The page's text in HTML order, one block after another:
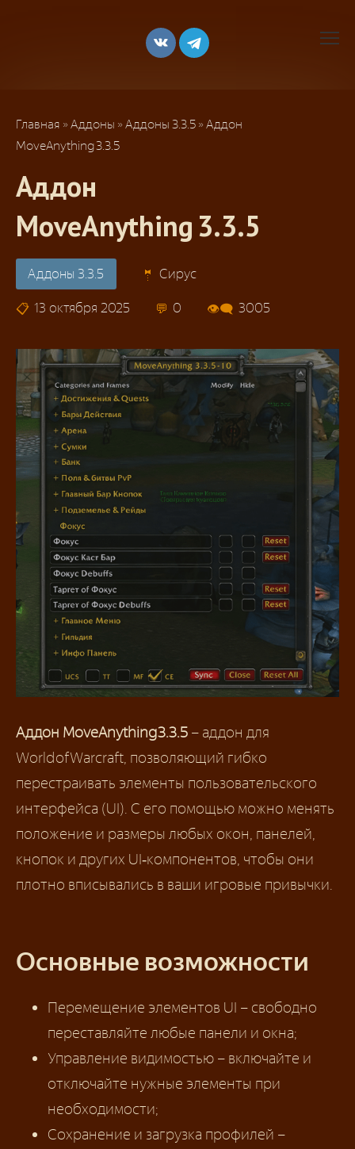
Главная »Аддоны »Аддоны 3.3.5 »Аддон
MoveAnything 3.3.5
Аддон
MoveAnything 3.3.5
Аддоны 3.3.5 Сирус
13 октября 2025 0 3005
Аддон MoveAnything 3.3.5 – аддон для
World of Warcraft, позволяющий гибко
перестраивать элементы пользовательского
интерфейса (UI). С его помощью можно менять
положение и размеры любых окон, панелей,
кнопок и других UI‑компонентов, чтобы они
плотно вписывались в ваши игровые привычки.
Основные возможности
Перемещение элементов UI – свободно
переставляйте любые панели и окна;
Управление видимостью – включайте и
отключайте нужные элементы при
необходимости;
Сохранение и загрузка профилей –